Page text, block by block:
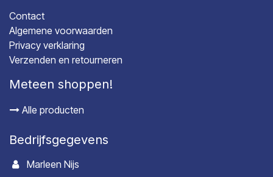
Contact
Algemene voorwaarden
Privacy verklaring
Verzenden en retourneren
Meteen shoppen!
Alle producten
Bedrijfsgegevens
Marleen Nijs